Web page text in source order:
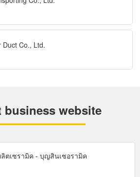
Duct Co., Ltd.
business website
ลิตเซรามิค - บุญสินเซอรามิค